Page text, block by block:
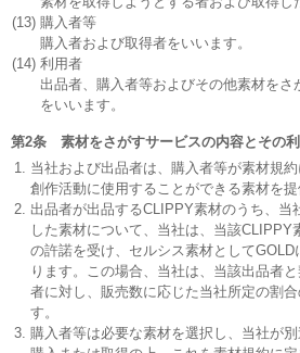
(13) 購入者等
購入者および取得者をいいます。
(14) 利用者
出品者、購入者等およびその他素材を
をいいます。
第2条 素材をさがすサービスの内容とその利
当社および出品者は、購入者等が素材規
創作活動に使用することができる素材を提
出品者が出品するCLIPPY素材のうち、当
した素材について、当社は、当該CLIPPY
の許諾を受け、セルシス素材として
ります。この場合、当社は、当該出品者
者に対し、販売数に応じた当社所定の割
す。
購入者等は必要な素材を選択し、当社が別